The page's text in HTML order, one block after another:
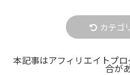
カテゴ
本記事はアフィリエイトプ
合が